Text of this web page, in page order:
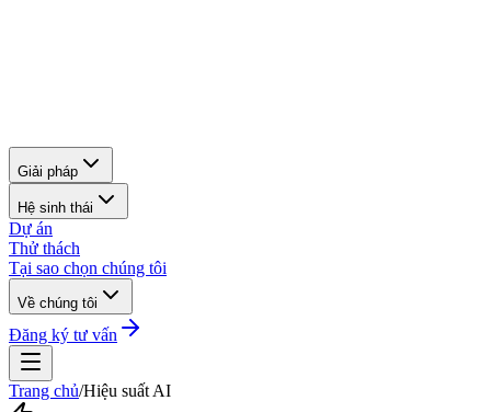
Giải pháp
Hệ sinh thái
Dự án
Thử thách
Tại sao chọn chúng tôi
Về chúng tôi
Đăng ký tư vấn
Trang chủ/Hiệu suất AI